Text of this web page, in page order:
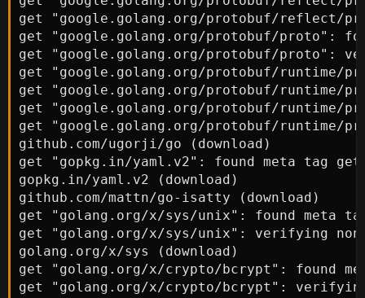
get "google.golang.org/protobuf/reflect/
get "google.golang.org/protobuf/proto":
get "google.golang.org/protobuf/proto":
get "google.golang.org/protobuf/runtime/
get "google.golang.org/protobuf/runtime/
get "google.golang.org/protobuf/runtime/
get "google.golang.org/protobuf/runtime/
github.com/ugorji/go (download)
get "gopkg.in/yaml.v2": found meta tag
gopkg.in/yaml.v2 (download)
github.com/mattn/go-isatty (download)
get "golang.org/x/sys/unix": found meta
get "golang.org/x/sys/unix": verifying
golang.org/x/sys (download)
get "golang.org/x/crypto/bcrypt": found
get "golang.org/x/crypto/bcrypt":